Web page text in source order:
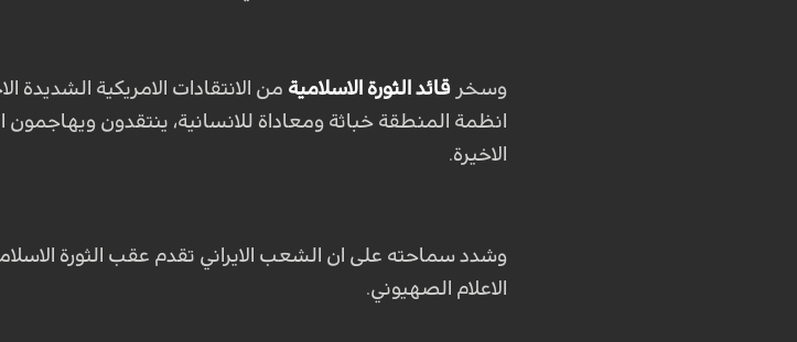
وسخر قائد الثورة الاسلامية من الانتقادات الامريكية الشديدة
انظمة المنطقة خباثة ومعاداة للانسانية، ينتقدون ويهاجمون
الاخيرة.
وشدد سماحته على ان الشعب الايراني تقدم عقب الثورة
الاعلام الصهيوني.